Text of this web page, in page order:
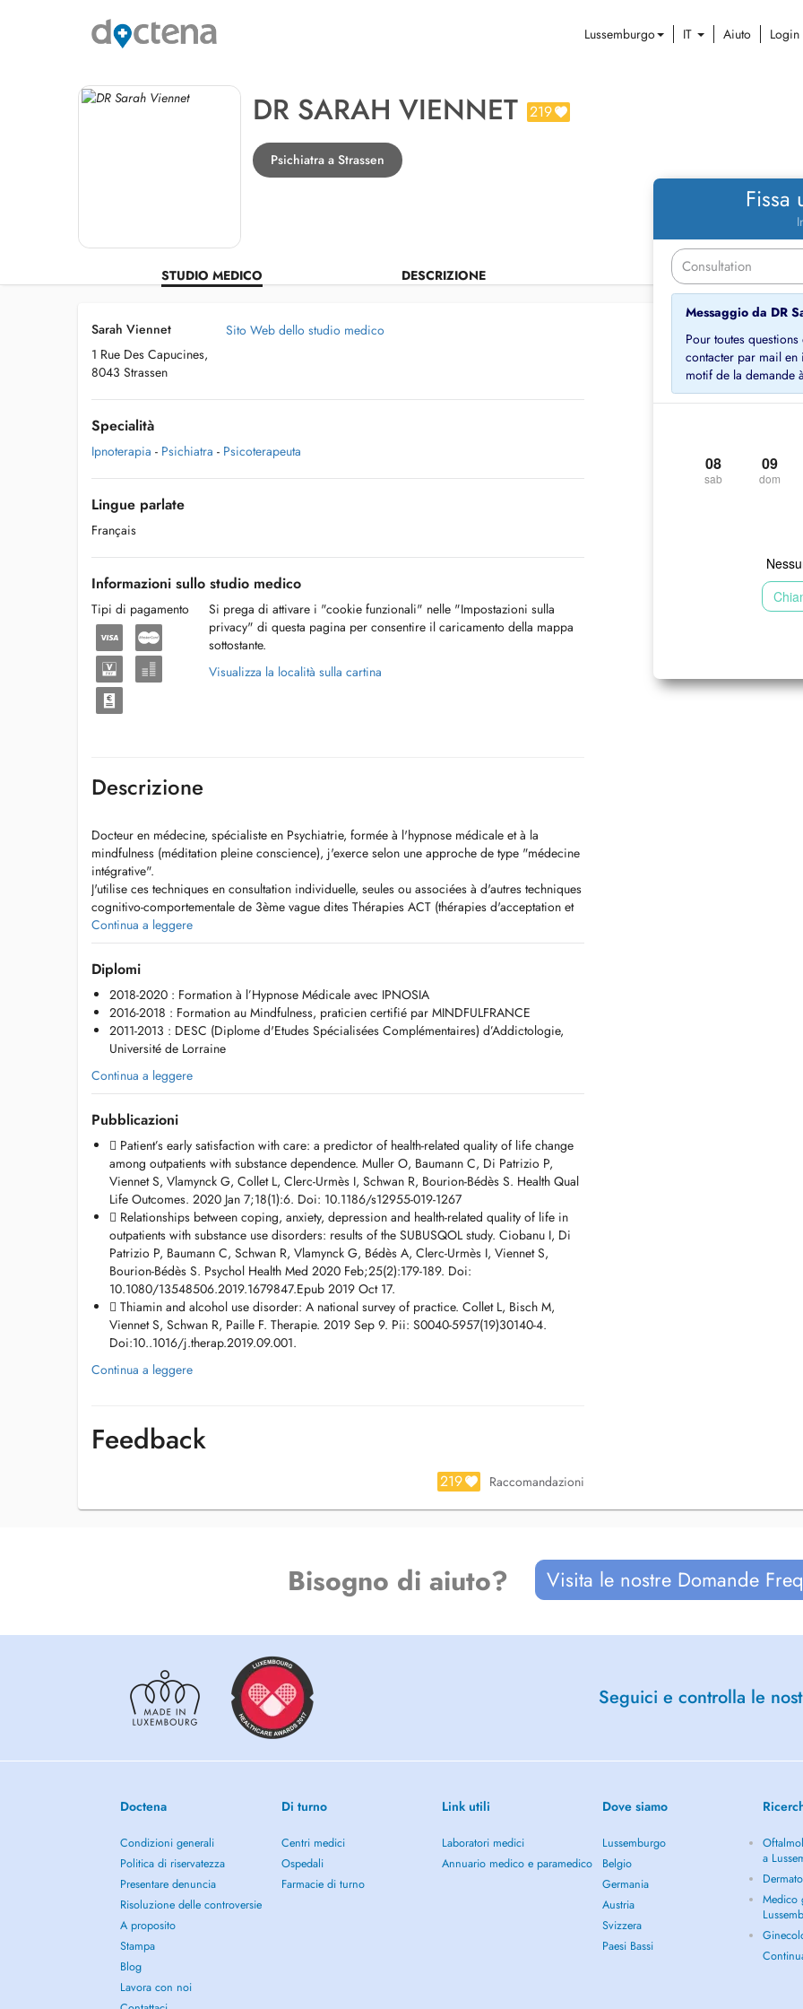
Lussemburgo IT Aiuto Login
DR SARAH VIENNET 219
Psichiatra a Strassen
STUDIO MEDICO DESCRIZIONE
Fissa
Messaggio da DR
Pour toutes
contacter par mail
motif de la demande
08
sab
09
dom
Sarah Viennet
1 Rue Des Capucines,
8043 Strassen
Sito Web dello studio medico
Specialità
Ipnoterapia - Psichiatra - Psicoterapeuta
Lingue parlate
Français
Informazioni sullo studio medico
Tipi di pagamento
Si prega di attivare i "cookie funzionali" nelle "Impostazioni sulla
privacy" di questa pagina per consentire il caricamento della mappa
sottostante.
Visualizza la località sulla cartina
Descrizione
Docteur en médecine, spécialiste en Psychiatrie, formée à l'hypnose médicale et à la
mindfulness (méditation pleine conscience), j'exerce selon une approche de type "médecine
intégrative".
J'utilise ces techniques en consultation individuelle, seules ou associées à d'autres techniques
cognitivo-comportementale de 3ème vague dites Thérapies ACT (thérapies d'acceptation et
d'engagement).
Ces outils thérapeutiques sont complémentaires des soins pluri-disciplinaires somatiques
et/ou psychothérapeutiques.
N'hésitez pas à consulter le site web:
https://s-viennet.org
Certaines indications ont plus particulièrement été étudiées en recherche scientifique, telles
que: améliorer la gestion des douleurs aigues/chroniques, le retentissement d'une maladie
somatique, la gestion du stress et des émotions, les troubles du comportement alimentaire,
Mais il existe également des contre-indications relatives ou absolues, en particulier pour les
etats psychopathologiques en phase aigue, qu'il est nécessaire d'évaluer au préalable.
Pour toutes questions ou demande de rendez vous, merci de nous contacter par mail en
indiquant vos coordonnées complètes ainsi que le motif de la demande, à l'adresse suivante:
secretariat.viennet@gmail.com
Continua a leggere
Diplomi
2018-2020 : Formation à l’Hypnose Médicale avec IPNOSIA​
2016-2018 : Formation au Mindfulness, praticien certifié par MINDFULFRANCE
2011-2013 : DESC (Diplome d'Etudes Spécialisées Complémentaires) d’Addictologie,
Université de Lorraine
Continua a leggere
Pubblicazioni
 Patient’s early satisfaction with care: a predictor of health-related quality of life change
among outpatients with substance dependence. Muller O, Baumann C, Di Patrizio P,
Viennet S, Vlamynck G, Collet L, Clerc-Urmès I, Schwan R, Bourion-Bédès S. Health Qual
Life Outcomes. 2020 Jan 7;18(1):6. Doi: 10.1186/s12955-019-1267
 Relationships between coping, anxiety, depression and health-related quality of life in
outpatients with substance use disorders: results of the SUBUSQOL study. Ciobanu I, Di
Patrizio P, Baumann C, Schwan R, Vlamynck G, Bédès A, Clerc-Urmès I, Viennet S,
Bourion-Bédès S. Psychol Health Med 2020 Feb;25(2):179-189. Doi:
10.1080/13548506.2019.1679847.Epub 2019 Oct 17.
 Thiamin and alcohol use disorder: A national survey of practice. Collet L, Bisch M,
Viennet S, Schwan R, Paille F. Therapie. 2019 Sep 9. Pii: S0040-5957(19)30140-4.
Doi:10..1016/j.therap.2019.09.001.
Continua a leggere
Feedback
219 Raccomandazioni
Bisogno di aiuto? Visita le nostre Domande
Seguici e controlla le
Doctena
Condizioni generali
Politica di riservatezza
Presentare denuncia
Risoluzione delle controversie
A proposito
Stampa
Blog
Lavora con noi
Di turno
Centri medici
Ospedali
Farmacie di turno
Link utili
Laboratori medici
Annuario medico e paramedico
Dove siamo
Lussemburgo
Belgio
Germania
Austria
Svizzera
Paesi Bassi
a
Medico